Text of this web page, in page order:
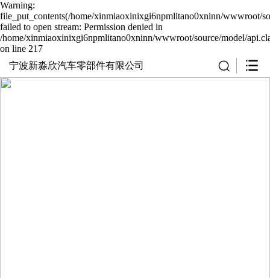
Warning:
file_put_contents(/home/xinmiaoxinixgi6npmlitano0xninn/wwwroot/
failed to open stream: Permission denied in
/home/xinmiaoxinixgi6npmlitano0xninn/wwwroot/source/model/
on line 217
宁波新淼欣汽车零部件有限公司